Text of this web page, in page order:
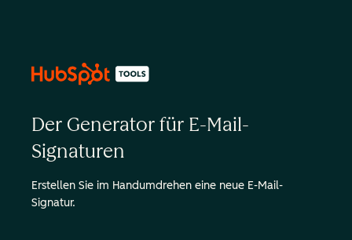
Der Generator für E-Mail-
Signaturen
Erstellen Sie im Handumdrehen eine neue E-Mail-
Signatur.